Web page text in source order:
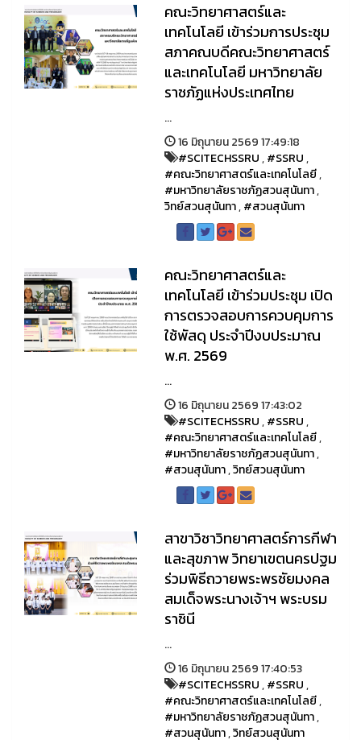
คณะวิทยาศาสตร์และ
เทคโนโลยี เข้าร่วมการประชุม
สภาคณบดีคณะวิทยาศาสตร์
และเทคโนโลยี มหาวิทยาลัย
ราชภัฏแห่งประเทศไทย
...
16 มิถุนายน 2569 17:49:18
#SCITECHSSRU,#SSRU,
#คณะวิทยาศาสตร์และเทคโนโลยี,
#มหาวิทยาลัยราชภัฏสวนสุนันทา,
วิทย์สวนสุนันทา,#สวนสุนันทา
คณะวิทยาศาสตร์และ
เทคโนโลยี เข้าร่วมประชุม เปิด
การตรวจสอบการควบคุมการ
ใช้พัสดุ ประจำปีงบประมาณ
พ.ศ. 2569
...
16 มิถุนายน 2569 17:43:02
#SCITECHSSRU,#SSRU,
#คณะวิทยาศาสตร์และเทคโนโลยี,
#มหาวิทยาลัยราชภัฏสวนสุนันทา,
#สวนสุนันทา,วิทย์สวนสุนันทา
สาขาวิชาวิทยาศาสตร์การกีฬา
และสุขภาพ วิทยาเขตนครปฐม
ร่วมพิธีถวายพระพรชัยมงคล
สมเด็จพระนางเจ้าฯ พระบรม
ราชินี
...
16 มิถุนายน 2569 17:40:53
#SCITECHSSRU,#SSRU,
#คณะวิทยาศาสตร์และเทคโนโลยี,
#มหาวิทยาลัยราชภัฏสวนสุนันทา,
#สวนสุนันทา,วิทย์สวนสุนันทา